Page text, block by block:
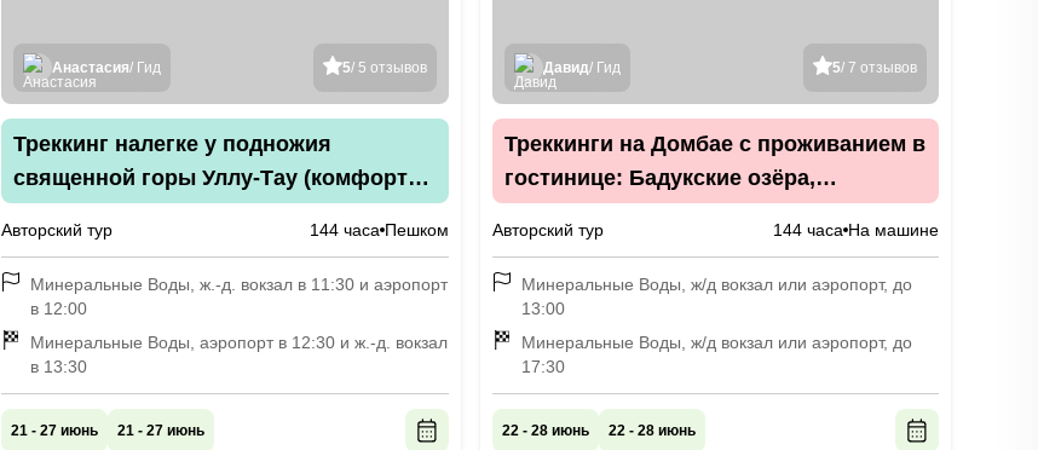
5/ 5 отзывов
Анастасия/ Гид
Треккинг налегке у подножия
священной горы Уллу-Тау (комфорт
Авторский тур 144 часа Пешком
Минеральные Воды, ж.-д. вокзал в 11:30 и аэропорт
в 12:00
Минеральные Воды, аэропорт в 12:30 и ж.-д. вокзал
в 13:30
21 - 27 июнь 21 - 27 июнь
5/ 7 отзывов
Давид/ Гид
Треккинги на Домбае с проживанием в
гостинице: Бадукские озёра,
Авторский тур 144 часа На машине
Минеральные Воды, ж/д вокзал или аэропорт, до
13:00
Минеральные Воды, ж/д вокзал или аэропорт, до
17:30
22 - 28 июнь 22 - 28 июнь